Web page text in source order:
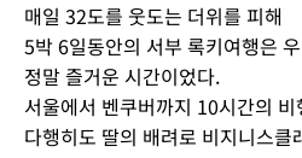
매일 32도를 웃도는 더위를 피해
5박 6일동안의 서부 록키여행은
정말 즐거운 시간이었다.
서울에서 벤쿠버까지 10시간의
다행히도 딸의 배려로 비지니스클